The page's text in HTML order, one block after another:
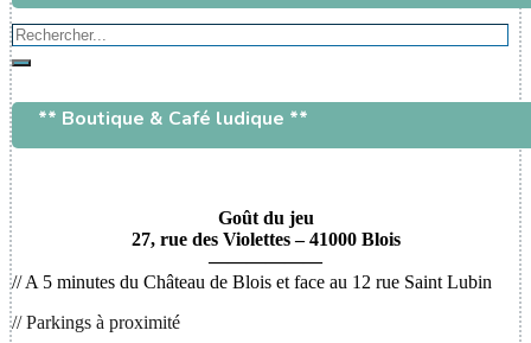
Rechercher...
Rechercher
** Boutique & Café ludique **
Goût du jeu
27, rue des Violettes – 41000 Blois
——————
// A 5 minutes du Château de Blois et face au 12 rue Saint Lubin
// Parkings à proximité